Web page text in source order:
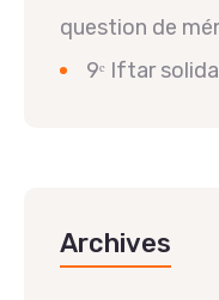
question de
9ᵉ Iftar
Archives